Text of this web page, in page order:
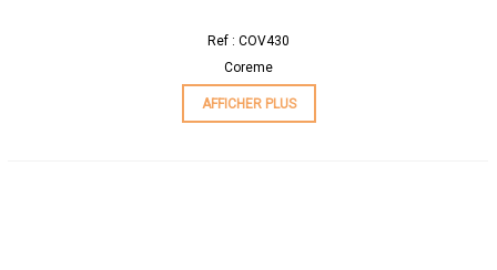
Ref : COV430
Coreme
AFFICHER PLUS